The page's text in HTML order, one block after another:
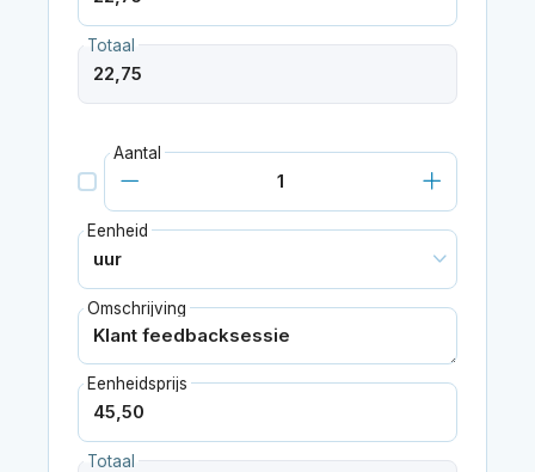
Totaal
Aantal
Eenheid
Omschrijving
Eenheidsprijs
Totaal